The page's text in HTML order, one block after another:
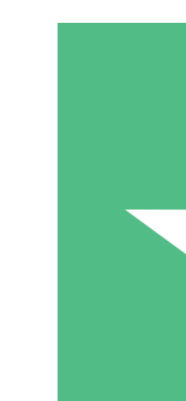
Pague